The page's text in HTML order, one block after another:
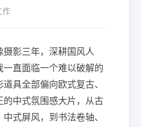
作
影三年，深耕国风人
直面临一个难以破解的
具全部偏向欧式复古、
中式氛围感大片，从古
式屏风，到书法卷轴、